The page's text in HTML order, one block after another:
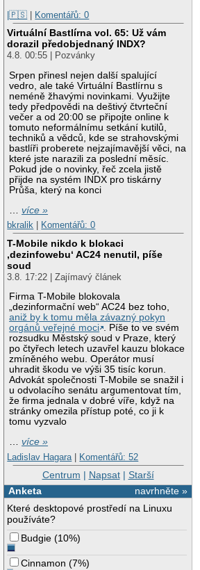
|🇵🇸 | Komentářů: 0
Virtuální Bastlírna vol. 65: Už vám
dorazil předobjednaný INDX?
4.8. 00:55 | Pozvánky
Srpen přinesl nejen další spalující
vedro, ale také Virtuální Bastlírnu s
neméně žhavými novinkami. Využijte
tedy předpovědi na deštivý čtvrteční
večer a od 20:00 se připojte online k
tomuto neformálnímu setkání kutilů,
techniků a vědců, kde se strahovskými
bastlíři proberete nejzajímavější věci, na
které jste narazili za poslední měsíc.
Pokud jde o novinky, řeč zcela jistě
přijde na systém INDX pro tiskárny
Průša, který na konci
…více »
bkralik
Komentářů: 0
T-Mobile nikdo k blokaci
‚dezinfowebu‘ AC24 nenutil, píše
soud
3.8. 17:22 | Zajímavý článek
Firma T-Mobile blokovala
„dezinformační web“ AC24 bez toho,
aniž by k tomu měla závazný pokyn
orgánů veřejné moci . Píše to ve svém
rozsudku Městský soud v Praze, který
po čtyřech letech uzavřel kauzu blokace
zmíněného webu. Operátor musí
uhradit škodu ve výši 35 tisíc korun.
Advokát společnosti T-Mobile se snažil i
u odvolacího senátu argumentovat tím,
že firma jednala v dobré víře, když na
stránky omezila přístup poté, co ji k
tomu vyzvalo
…více »
Ladislav Hagara | Komentářů: 52
Centrum | Napsat| Starší
navrhněte »
Anketa
Které desktopové prostředí na Linuxu
používáte?
Budgie (10%)
Cinnamon (7%)